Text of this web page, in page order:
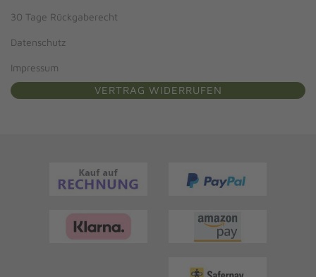
30 Tage Rückgaberecht
Datenschutz
Impressum
VERTRAG WIDERRUFEN